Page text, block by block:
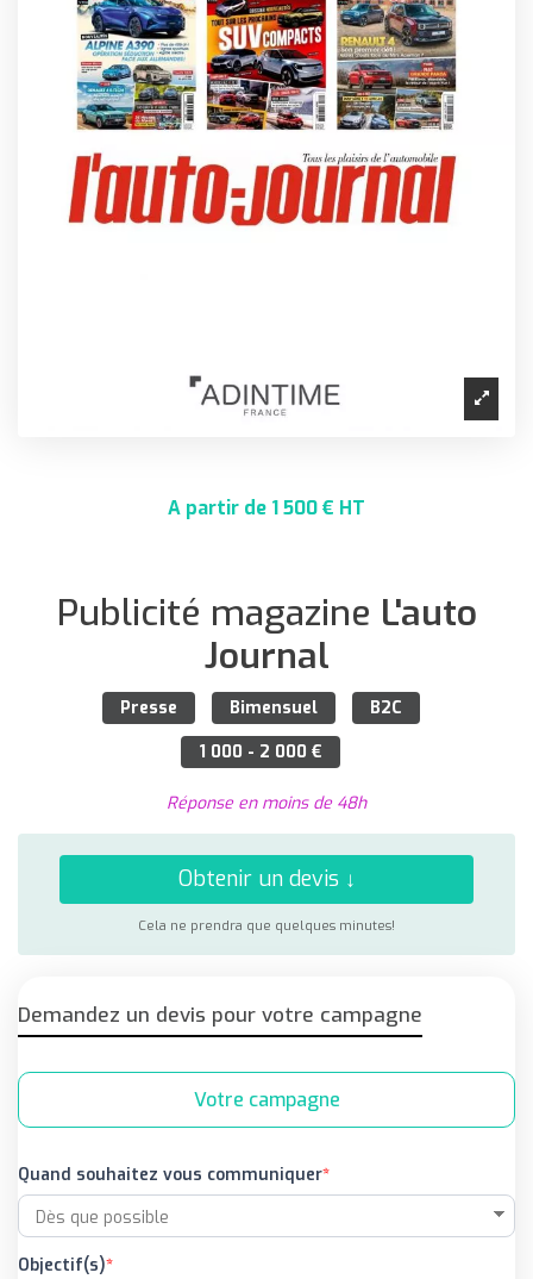
A partir de 1 500 € HT
Publicité magazine L'auto
Journal
Presse Bimensuel
B2C
1 000 - 2 000 €
Réponse en moins de 48h
Obtenir un devis ↓
Cela ne prendra que quelques minutes!
Demandez un devis pour votre campagne
Votre campagne
Quand souhaitez vous communiquer
Objectif(s)